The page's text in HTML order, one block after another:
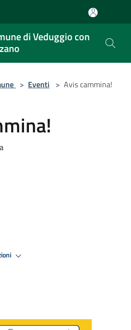
di Veduggio con
> Eventi > Avis cammina!